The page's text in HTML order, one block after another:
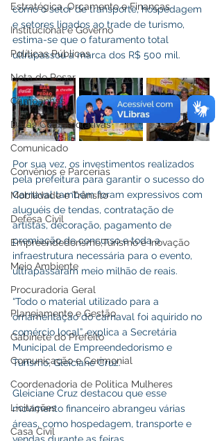
Estratégica, Orçamento e Finanças
Institucional e Governo
Políticas Públicas
Nota de Pesar
Campanhas
Datas Comemorativas
Comunicado
Convênios e Parcerias
Mobilidade e Trânsito
Defesa Civil
Empreendedorismo,Turismo e Inovação
Meio Ambiente
Procuradoria Geral
Planejamento e Gestão
Gabinete do Prefeito
Comunicação e Cerimonial
Coordenadoria de Politica Mulheres
Licitações
Casa Civil
como o setor de transporte, hospedagem
e setores ligados ao trade de turismo,
estima-se que o faturamento total
ultrapassou a marca dos R$ 500 mil.
Por sua vez, os investimentos realizados
pela prefeitura para garantir o sucesso do
Carnaval também foram expressivos com
aluguéis de tendas, contratação de
artistas, decoração, pagamento de
premiação de concurso e toda a
infraestrutura necessária para o evento,
ultrapassaram meio milhão de reais.
“Todo o material utilizado para a
ornamentação do carnaval foi aquirido no
comércio local”, explica a Secretária
Municipal de Empreendedorismo e
Turismo, Gleiciane Cruz.
Gleiciane Cruz destacou que esse
movimento financeiro abrangeu várias
áreas, como hospedagem, transporte e